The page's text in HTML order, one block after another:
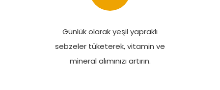
Günlük olarak yeşil yapraklı
sebzeler tüketerek, vitamin ve
mineral alımınızı artırın.